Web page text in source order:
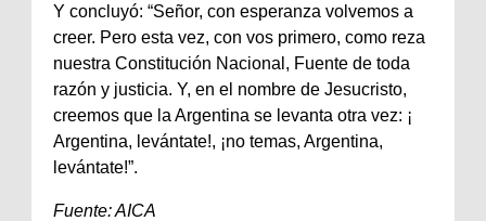
Y concluyó: “Señor, con esperanza volvemos a
creer. Pero esta vez, con vos primero, como reza
nuestra Constitución Nacional, Fuente de toda
razón y justicia. Y, en el nombre de Jesucristo,
creemos que la Argentina se levanta otra vez: ¡
Argentina, levántate!, ¡no temas, Argentina,
levántate!”.
Fuente: AICA